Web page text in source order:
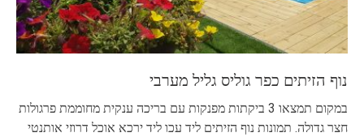
נוף הזיתים כפר גוליס גליל מערבי
במקום תמצאו 3 ביקתות מפנקות עם בריכה ענקית מחוממת פרגולות
חצר גדולה. תמונות נוף הזיתים ליד עכו ליד ירכא אוכל דרוזי אותנטי